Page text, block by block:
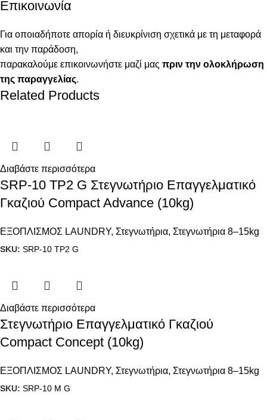
Επικοινωνία
Για οποιαδήποτε απορία ή διευκρίνιση σχετικά με τη μεταφορά
και την παράδοση,
παρακαλούμε επικοινωνήστε μαζί μας πριν την ολοκλήρωση
της παραγγελίας.
Related Products
Διαβάστε περισσότερα
SRP-10 TP2 G Στεγνωτήριο Επαγγελματικό
Γκαζιού Compact Advance (10kg)
ΕΞΟΠΛΙΣΜΟΣ LAUNDRY, Στεγνωτήρια, Στεγνωτήρια 8–15kg
SKU: SRP-10 TP2 G
Διαβάστε περισσότερα
Στεγνωτήριο Επαγγελματικό Γκαζιού
Compact Concept (10kg)
ΕΞΟΠΛΙΣΜΟΣ LAUNDRY, Στεγνωτήρια, Στεγνωτήρια 8–15kg
SKU: SRP-10 M G